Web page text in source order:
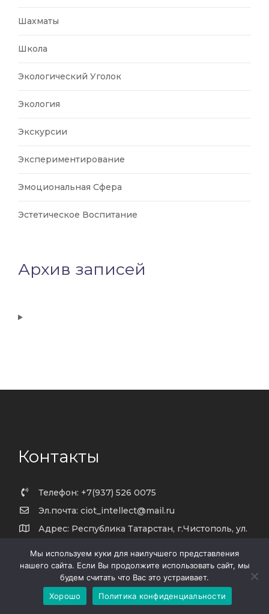
Шахматы
Школа
Экологический Уголок
Экология
Экскурсии
Экспериментирование
Эмоциональная Сфера
Эстетическое Воспитание
Архив записей
Контакты
Телефон: +7(937) 526 0075
Эл.почта: ciot_intellect@mail.ru
Адрес: Республика Татарстан, г.Чистополь, ул.
Рабочее время: 9:00 - 18:00 , ПН - ПТ
Мы используем куки для наилучшего представления
нашего сайта. Если Вы продолжите использовать сайт, мы
будем считать что Вас это устраивает.
Хорошо
Политика конфиденциальности